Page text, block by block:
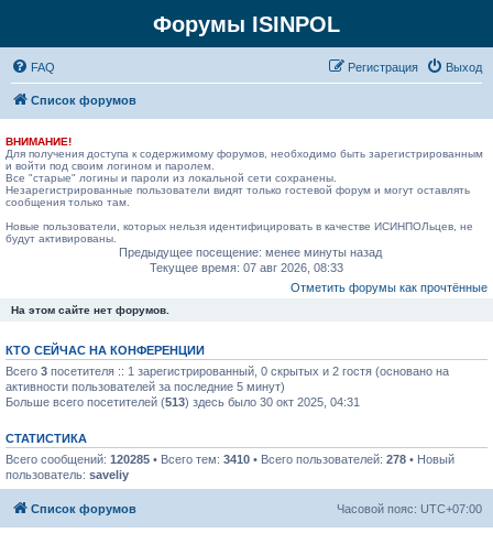
Форумы ISINPOL
FAQ Выход
Регистрация
Список форумов
ВНИМАНИЕ!
Для получения доступа к содержимому форумов, необходимо быть зарегистрированным
и войти под своим логином и паролем.
Все "старые" логины и пароли из локальной сети сохранены.
Незарегистрированные пользователи видят только гостевой форум и могут оставлять
сообщения только там.
Новые пользователи, которых нельзя идентифицировать в качестве ИСИНПОЛьцев, не
будут активированы.
Предыдущее посещение: менее минуты назад
Текущее время: 07 авг 2026, 08:33
Отметить форумы как прочтённые
На этом сайте нет форумов.
КТО СЕЙЧАС НА КОНФЕРЕНЦИИ
Всего 3 посетителя :: 1 зарегистрированный, 0 скрытых и 2 гостя (основано на
активности пользователей за последние 5 минут)
Больше всего посетителей (513) здесь было 30 окт 2025, 04:31
СТАТИСТИКА
Всего сообщений: 120285 • Всего тем: 3410 • Всего пользователей: 278 • Новый
пользователь: saveliy
Список форумов Часовой пояс: UTC+07:00